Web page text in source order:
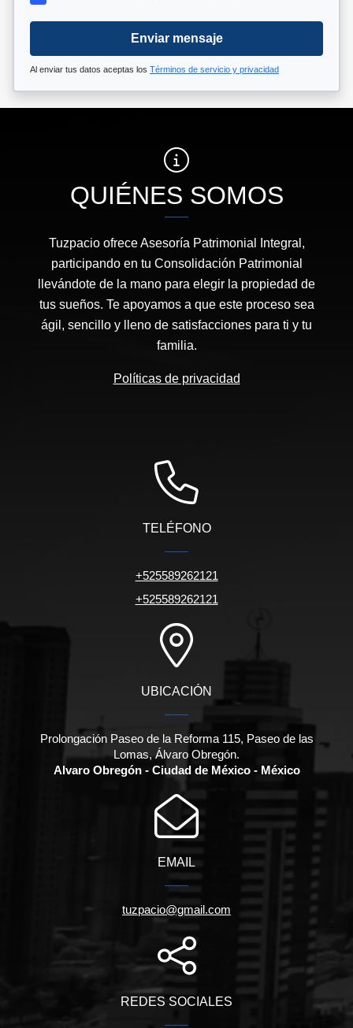
Enviar mensaje
Al enviar tus datos aceptas los Términos de servicio y privacidad
QUIÉNES SOMOS
Tuzpacio ofrece Asesoría Patrimonial Integral,
participando en tu Consolidación Patrimonial
llevándote de la mano para elegir la propiedad de
tus sueños. Te apoyamos a que este proceso sea
ágil, sencillo y lleno de satisfacciones para ti y tu
familia.
Políticas de privacidad
TELÉFONO
+525589262121
+525589262121
UBICACIÓN
Prolongación Paseo de la Reforma 115, Paseo de las
Lomas, Álvaro Obregón.
Alvaro Obregón - Ciudad de México - México
EMAIL
tuzpacio@gmail.com
REDES SOCIALES